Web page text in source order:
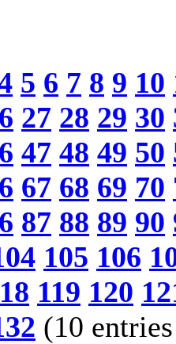
5 6 7 8 9 10
27 28 29 30
47 48 49 50
67 68 69 70
87 88 89 90
105 106
119 120
(10